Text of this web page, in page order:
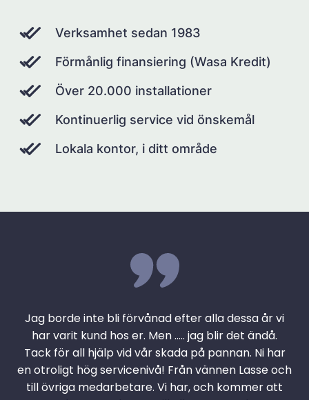
Verksamhet sedan 1983
Förmånlig finansiering (Wasa Kredit)
Över 20.000 installationer
Kontinuerlig service vid önskemål
Lokala kontor, i ditt område
Jag borde inte bli förvånad efter alla dessa år vi
har varit kund hos er. Men ….. jag blir det ändå.
Tack för all hjälp vid vår skada på pannan. Ni har
en otroligt hög servicenivå! Från vännen Lasse och
till övriga medarbetare. Vi har, och kommer att